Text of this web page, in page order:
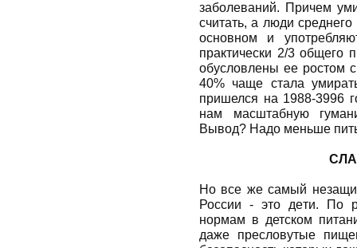
заболеваний. Причем
считать, а люди
основном и
практически 2/3 общего
обусловлены ее ростом
40% чаще стала
пришелся на 1988-3996
нам масштабную
Вывод? Надо меньше
Но все же самый
России - это дети. По
нормам в детском
даже пресловутые